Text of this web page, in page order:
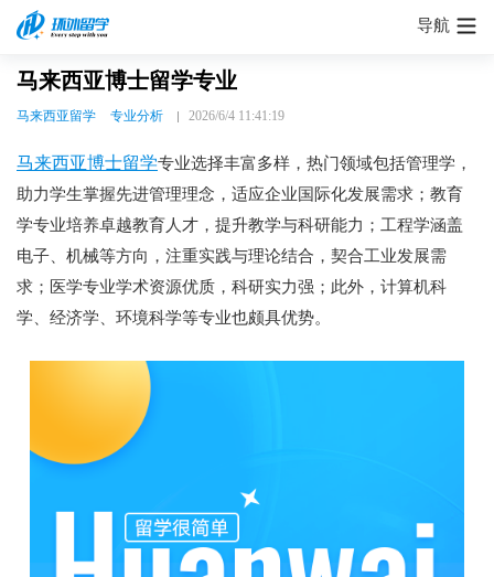
导航
马来西亚博士留学专业
马来西亚留学 专业分析 2026/6/4 11:41:19
马来西亚博士留学专业选择丰富多样，热门领域包括管理学，
助力学生掌握先进管理理念，适应企业国际化发展需求；教育
学专业培养卓越教育人才，提升教学与科研能力；工程学涵盖
电子、机械等方向，注重实践与理论结合，契合工业发展需
求；医学专业学术资源优质，科研实力强；此外，计算机科
学、经济学、环境科学等专业也颇具优势。